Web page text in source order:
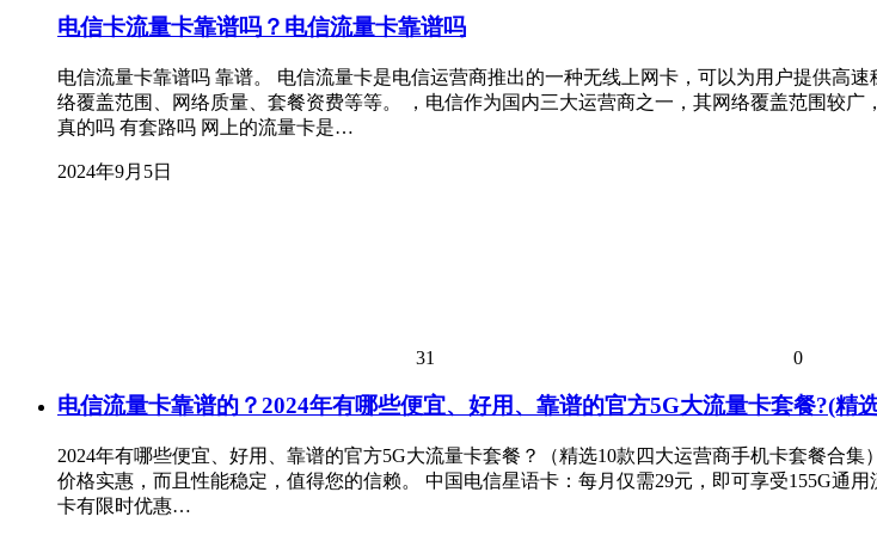
电信卡流量卡靠谱吗？电信流量卡靠谱吗
电信流量卡靠谱吗 靠谱。 电信流量卡是电信运营商推出的一种无线上网卡，可以为用户提供高
络覆盖范围、网络质量、套餐资费等等。 ，电信作为国内三大运营商之一，其网络覆盖范围较
真的吗 有套路吗 网上的流量卡是…
2024年9月5日
31 0
电信流量卡靠谱的？2024年有哪些便宜、好用、靠谱的官方5G大流量卡套餐?(精
2024年有哪些便宜、好用、靠谱的官方5G大流量卡套餐？（精选10款四大运营商手机卡套餐合
价格实惠，而且性能稳定，值得您的信赖。 中国电信星语卡：每月仅需29元，即可享受155G通
卡有限时优惠…